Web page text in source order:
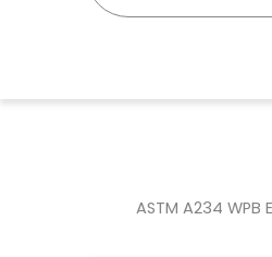
ASTM A234 WPB